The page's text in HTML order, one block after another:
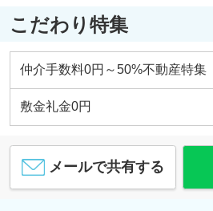
こだわり特集
仲介手数料0円～50%不動産特集
敷金礼金0円
メールで共有する